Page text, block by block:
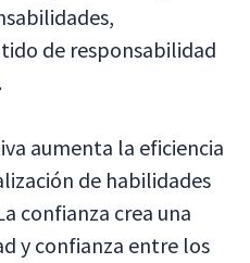
de responsabilidad
aumenta la eficiencia
de habilidades
confianza crea una
y confianza entre los